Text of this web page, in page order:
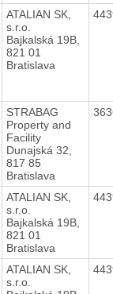
ATALIAN SK,
s.r.o.
Bajkalská 19B,
821 01
Bratislava
STRABAG
Property and
Facility
Dunajská 32,
817 85
Bratislava
ATALIAN SK,
s.r.o.
Bajkalská 19B,
821 01
Bratislava
ATALIAN SK,
s.r.o.